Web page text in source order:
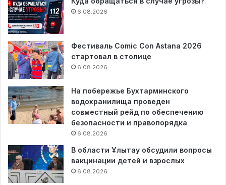
6.08.2026
Фестиваль Comic Con Astana 2026
стартовал в столице
6.08.2026
На побережье Бухтарминского
водохранилища проведен
совместный рейд по обеспечению
безопасности и правопорядка
6.08.2026
В области Ұлытау обсудили вопросы
вакцинации детей и взрослых
6.08.2026